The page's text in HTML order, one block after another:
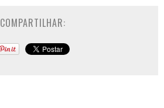
COMPARTILHAR: